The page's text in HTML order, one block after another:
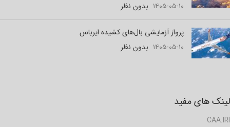
۱۴۰۵-۰۵-۱۰ بدون نظر
پرواز آزمایشی بال‌های کشیده ایرباس
۱۴۰۵-۰۵-۱۰ بدون نظر
لینک های مفید
CAA.IRI